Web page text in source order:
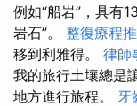
例如“船岩”，具有
岩石”。 整復療程
移到利雅得。 律師
我的旅行土壤總是
地方進行旅程。 牙